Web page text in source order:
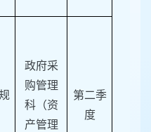
政府采
购管理
科（资
产管理
第二季
度